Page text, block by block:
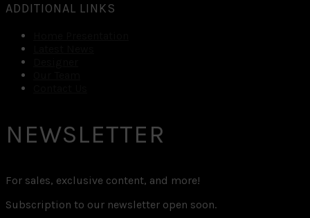
ADDITIONAL LINKS
NEWSLETTER
For sales, exclusive content, and more!
Subscription to our newsletter open soon.